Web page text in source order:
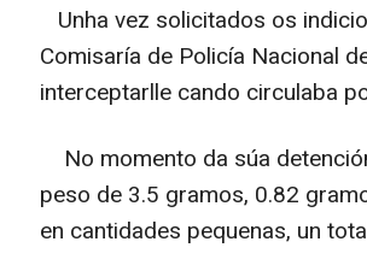
Unha vez solicitados os
Comisaría de Policía Nacional
interceptarlle cando circulaba
No momento da súa
peso de 3.5 gramos, 0.82
en cantidades pequenas, un